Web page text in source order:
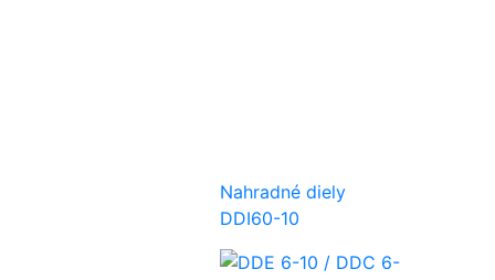
Nahradné diely
DDI60-10